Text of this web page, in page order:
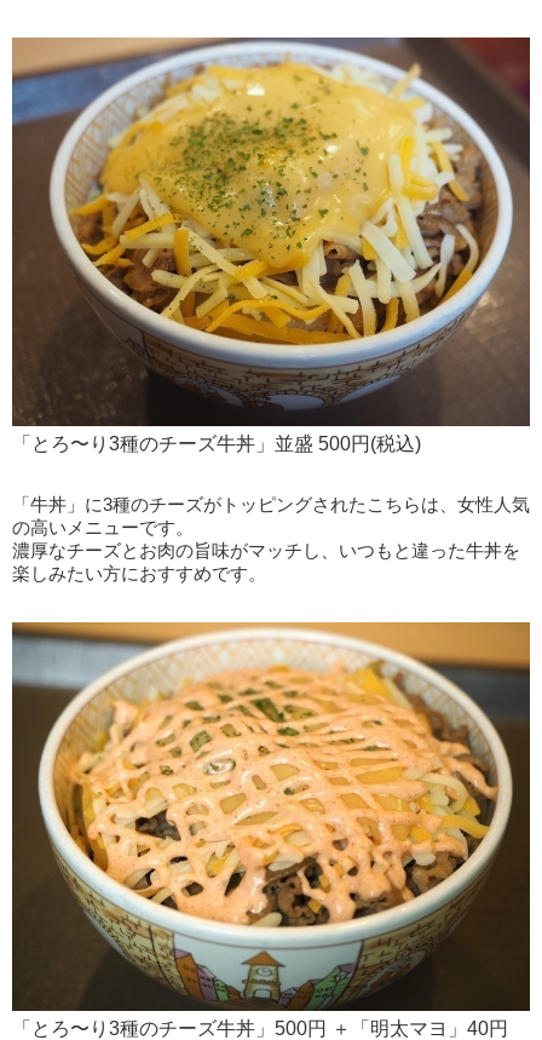
「とろ〜り3種のチーズ牛丼」並盛 500円(税込)
「牛丼」に3種のチーズがトッピングされたこちらは、女性人気
の高いメニューです。
濃厚なチーズとお肉の旨味がマッチし、いつもと違った牛丼を
楽しみたい方におすすめです。
「とろ〜り3種のチーズ牛丼」500円 ＋「明太マヨ」40円